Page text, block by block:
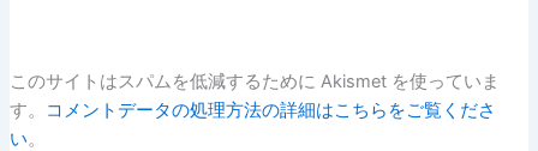
このサイトはスパムを低減するために Akismet を使っていま
す。
コメントデータの処理方法の詳細はこちらをご覧くださ
い。